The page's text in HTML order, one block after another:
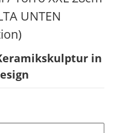
UNTEN
in